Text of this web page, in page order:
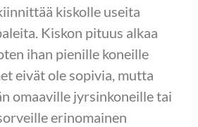
kiskolle useita
Kiskon pituus alkaa
ihan pienille koneille
eivät ole sopivia, mutta
omaaville jyrsinkoneille tai
erinomainen